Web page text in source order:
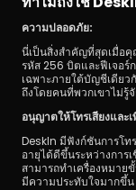
ความปลอดภัย:
นี่เป็นสิ่งสำคัญที่สุดเมื่อคุ
รหัส 256 บิตและฟีเจอร์
เฉพาะภายใต้บัญชีเดียว
ถึงโดยคนที่พวกเขาไม่รู้
อนุญาตให้โทรเสียงและ
DeskIn มีฟังก์ชันการโท
อายุได้ดีขึ้นระหว่างกา
สามารถทำเครื่องหมา
มีความประทับใจมากขึ้น